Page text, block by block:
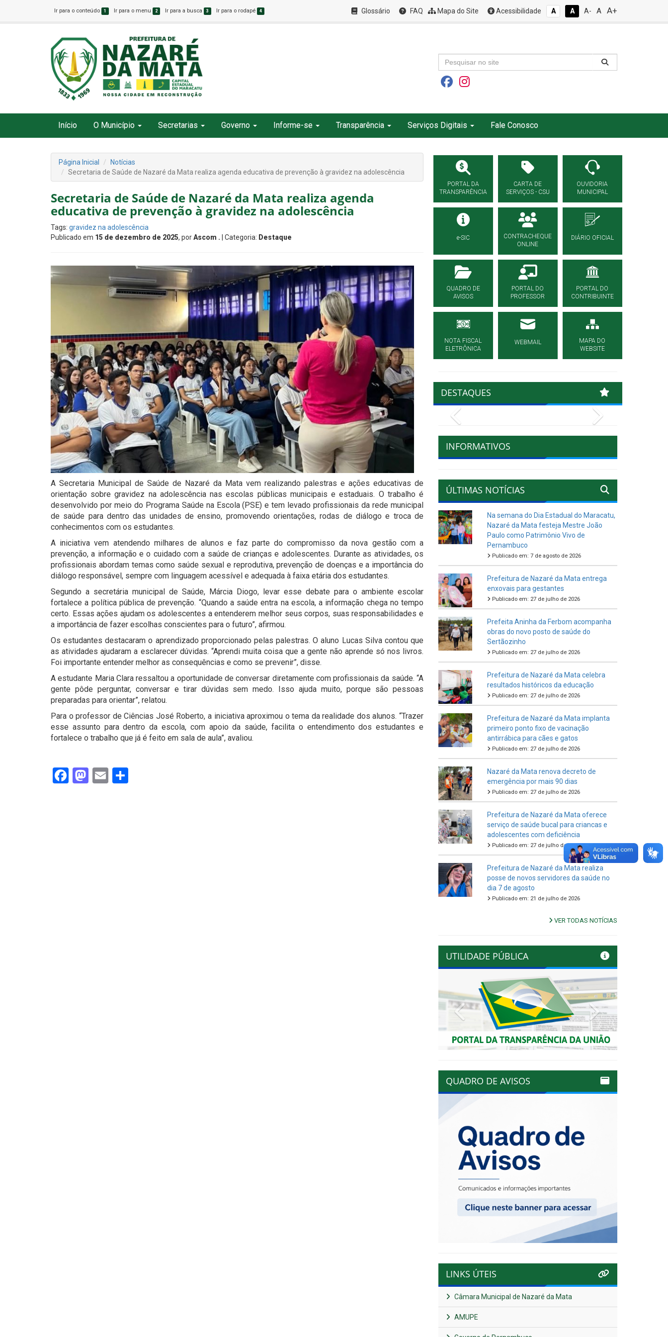
Ir para o conteúdo 1 Ir para o menu 2 Ir para a busca 3 Ir para o rodapé 4 Glossário FAQ Mapa do Site Acessibilidade A A A- A A+
Início O Município Secretarias Governo Informe-se Transparência Serviços Digitais Fale Conosco
Página Inicial
Notícias
Secretaria de Saúde de Nazaré da Mata realiza agenda educativa de prevenção à gravidez na adolescência
Secretaria de Saúde de Nazaré da Mata realiza agenda
educativa de prevenção à gravidez na adolescência
Tags: gravidez na adolescência
Publicado em 15 de dezembro de 2025, porAscom . | Categoria: Destaque
A Secretaria Municipal de Saúde de Nazaré da Mata vem realizando palestras e ações educativas de
orientação sobre gravidez na adolescência nas escolas públicas municipais e estaduais. O trabalho é
desenvolvido por meio do Programa Saúde na Escola (PSE) e tem levado profissionais da rede municipal
de saúde para dentro das unidades de ensino, promovendo orientações, rodas de diálogo e troca de
conhecimentos com os estudantes.
A iniciativa vem atendendo milhares de alunos e faz parte do compromisso da nova gestão com a
prevenção, a informação e o cuidado com a saúde de crianças e adolescentes. Durante as atividades, os
profissionais abordam temas como saúde sexual e reprodutiva, prevenção de doenças e a importância do
diálogo responsável, sempre com linguagem acessível e adequada à faixa etária dos estudantes.
Segundo a secretária municipal de Saúde, Márcia Diogo, levar esse debate para o ambiente escolar
fortalece a política pública de prevenção. “Quando a saúde entra na escola, a informação chega no tempo
certo. Essas ações ajudam os adolescentes a entenderem melhor seus corpos, suas responsabilidades e
a importância de fazer escolhas conscientes para o futuro”, afirmou.
Os estudantes destacaram o aprendizado proporcionado pelas palestras. O aluno Lucas Silva contou que
as atividades ajudaram a esclarecer dúvidas. “Aprendi muita coisa que a gente não aprende só nos livros.
Foi importante entender melhor as consequências e como se prevenir”, disse.
A estudante Maria Clara ressaltou a oportunidade de conversar diretamente com profissionais da saúde. “A
gente pôde perguntar, conversar e tirar dúvidas sem medo. Isso ajuda muito, porque são pessoas
preparadas para orientar”, relatou.
Para o professor de Ciências José Roberto, a iniciativa aproximou o tema da realidade dos alunos. “Trazer
esse assunto para dentro da escola, com apoio da saúde, facilita o entendimento dos estudantes e
fortalece o trabalho que já é feito em sala de aula”, avaliou.
Facebook
Mastodon
Email
PORTAL DA
TRANSPARÊNCIA
CARTA DE
SERVIÇOS - CSU
OUVIDORIA
MUNICIPAL
e-SIC
CONTRACHEQUE
ONLINE
DIÁRIO OFICIAL
QUADRO DE
AVISOS
PORTAL DO
PROFESSOR
PORTAL DO
CONTRIBUINTE
NOTA FISCAL
ELETRÔNICA
WEBMAIL
MAPA DO
WEBSITE
DESTAQUES
INFORMATIVOS
ÚLTIMAS NOTÍCIAS
Na semana do Dia Estadual do Maracatu,
Nazaré da Mata festeja Mestre João
Paulo como Patrimônio Vivo de
Pernambuco
Publicado em: 7 de agosto de 2026
Prefeitura de Nazaré da Mata entrega
enxovais para gestantes
Publicado em: 27 de julho de 2026
Prefeita Aninha da Ferbom acompanha
obras do novo posto de saúde do
Sertãozinho
Publicado em: 27 de julho de 2026
Prefeitura de Nazaré da Mata celebra
resultados históricos da educação
Publicado em: 27 de julho de 2026
Prefeitura de Nazaré da Mata implanta
primeiro ponto fixo de vacinação
antirrábica para cães e gatos
Publicado em: 27 de julho de 2026
Nazaré da Mata renova decreto de
emergência por mais 90 dias
Publicado em: 27 de julho de 2026
Prefeitura de Nazaré da Mata oferece
serviço de saúde bucal para criancas e
adolescentes com deficiência
Publicado em: 27 de julho de 2026
Prefeitura de Nazaré da Mata realiza
posse de novos servidores da saúde no
dia 7 de agosto
Publicado em: 21 de julho de 2026
VER TODAS NOTÍCIAS
UTILIDADE PÚBLICA
Previous Next
QUADRO DE AVISOS
LINKS ÚTEIS
Câmara Municipal de Nazaré da Mata
AMUPE